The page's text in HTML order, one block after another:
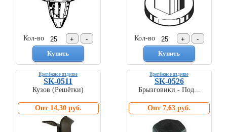
Комплекты
ходового
автокрепежа
Кол-во Кол-во
Крепёжное изделие
SK-0511
Кузов (Решётки)
Опт 14,30 руб.
Крепёжное изделие
SK-0526
Брызговики - Под...
Опт 7,63 руб.